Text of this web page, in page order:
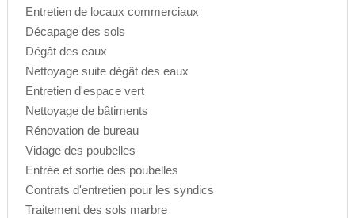
Entretien de locaux commerciaux
Décapage des sols
Dégât des eaux
Nettoyage suite dégât des eaux
Entretien d'espace vert
Nettoyage de bâtiments
Rénovation de bureau
Vidage des poubelles
Entrée et sortie des poubelles
Contrats d'entretien pour les syndics
Traitement des sols marbre